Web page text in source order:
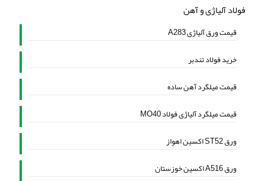
فولاد آلیاژی و آهن
قیمت ورق آلیاژی A283
خرید فولاد تندبر
قیمت میلگرد آهن ساده
قیمت میلگرد آلیاژی فولاد MO40
ورق ST52 اکسین اهواز
ورق A516 اکسین خوزستان